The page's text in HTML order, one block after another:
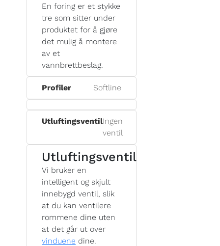
En foring er et stykke
tre som sitter under
produktet for å gjøre
det mulig å montere
av et
vannbrettbeslag.
Profiler Softline
UtluftingsventilIngen
ventil
Utluftingsventil
Vi bruker en
intelligent og skjult
innebygd ventil, slik
at du kan ventilere
rommene dine uten
at det går ut over
vinduene dine.